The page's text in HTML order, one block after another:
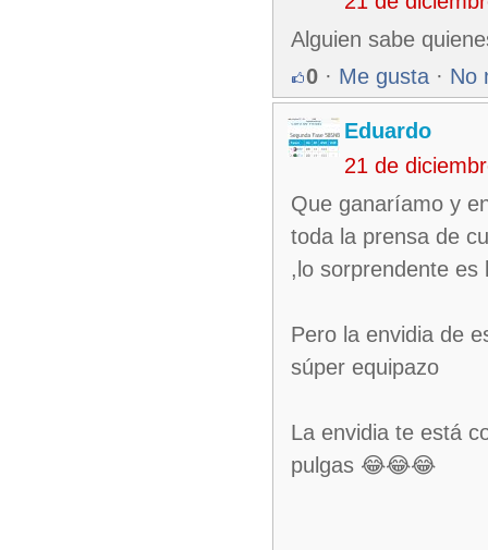
Alguien sabe
0 · Me gusta · No
Eduardo
21 de
Que ganaríamo y
toda la prensa de
,lo sorprendente
Pero la envidia de
súper equipazo
La envidia te está
pulgas 😂😂😂